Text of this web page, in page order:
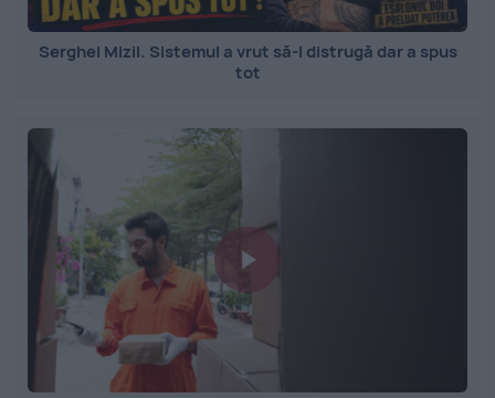
Serghei Mizil. Sistemul a vrut să-l distrugă dar a spus
tot